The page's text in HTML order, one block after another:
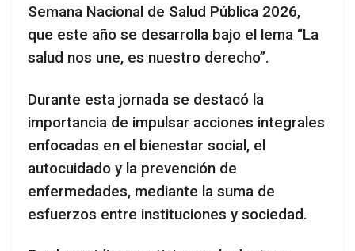
Semana Nacional de Salud Pública 2026,
que este año se desarrolla bajo el lema “La
salud nos une, es nuestro derecho”.
Durante esta jornada se destacó la
importancia de impulsar acciones integrales
enfocadas en el bienestar social, el
autocuidado y la prevención de
enfermedades, mediante la suma de
esfuerzos entre instituciones y sociedad.